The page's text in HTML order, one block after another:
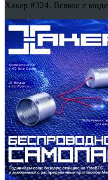
Хакер #324. Всякое с